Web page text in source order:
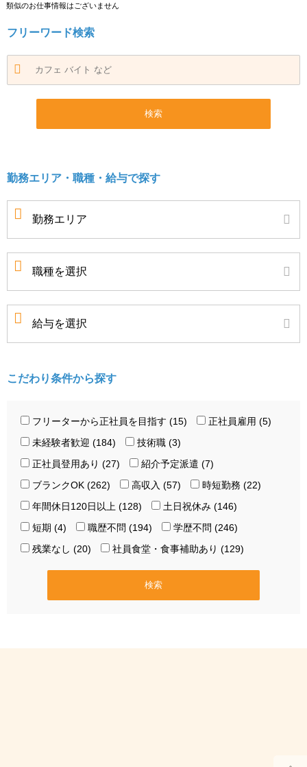
類似のお仕事情報はございません
フリーワード検索
勤務エリア・職種・給与で探す
こだわり条件から探す
フリーターから正社員を目指す (15)
正社員雇用 (5)
未経験者歓迎 (184)
技術職 (3)
正社員登用あり (27)
紹介予定派遣 (7)
ブランクOK (262)
高収入 (57)
時短勤務 (22)
年間休日120日以上 (128)
土日祝休み (146)
短期 (4)
職歴不問 (194)
学歴不問 (246)
残業なし (20)
社員食堂・食事補助あり (129)